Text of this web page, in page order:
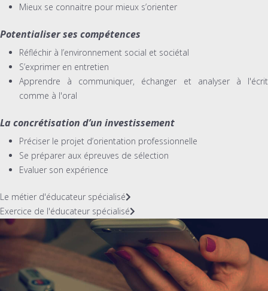
Mieux se connaitre pour mieux s’orienter
Potentialiser ses compétences
Réfléchir à l’environnement social et sociétal
S’exprimer en entretien
Apprendre à communiquer, échanger et analyser à l'écrit
comme à l'oral
La concrétisation d’un investissement
Préciser le projet d’orientation professionnelle
Se préparer aux épreuves de sélection
Evaluer son expérience
Le métier d'éducateur spécialisé
Exercice de l'éducateur spécialisé